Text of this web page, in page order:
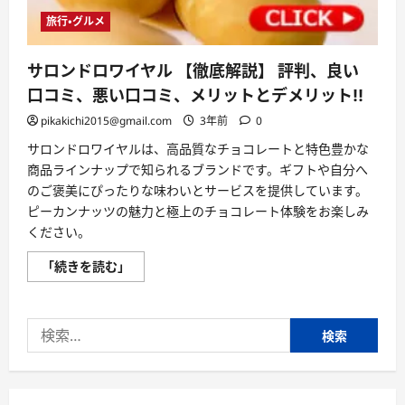
ッ
ト!!
い
て
さ
ら
に
読
む
旅行・グルメ
サロンドロワイヤル 【徹底解説】 評判、良い
口コミ、悪い口コミ、メリットとデメリット!!
pikakichi2015@gmail.com 3年前 0
サロンドロワイヤルは、高品質なチョコレートと特色豊かな
商品ラインナップで知られるブランドです。ギフトや自分へ
のご褒美にぴったりな味わいとサービスを提供しています。
ピーカンナッツの魅力と極上のチョコレート体験をお楽しみ
ください。
「続きを読む」
ロ
ロ
ヤ
ル
索: